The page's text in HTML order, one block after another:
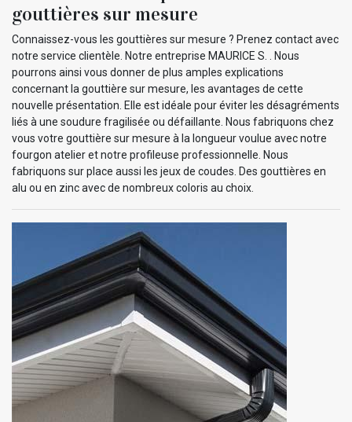
gouttières sur mesure
Connaissez-vous les gouttières sur mesure ? Prenez contact avec
notre service clientèle. Notre entreprise MAURICE S. . Nous
pourrons ainsi vous donner de plus amples explications
concernant la gouttière sur mesure, les avantages de cette
nouvelle présentation. Elle est idéale pour éviter les désagréments
liés à une soudure fragilisée ou défaillante. Nous fabriquons chez
vous votre gouttière sur mesure à la longueur voulue avec notre
fourgon atelier et notre profileuse professionnelle. Nous
fabriquons sur place aussi les jeux de coudes. Des gouttières en
alu ou en zinc avec de nombreux coloris au choix.